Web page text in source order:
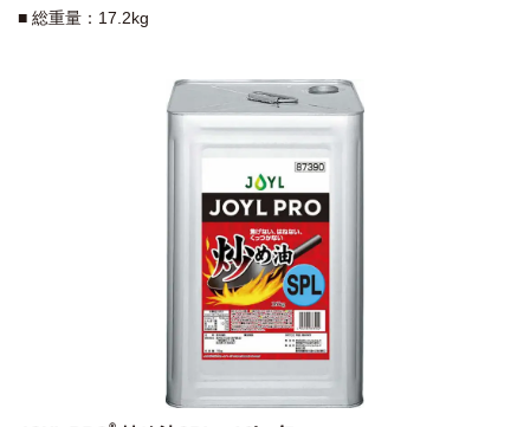
■ 総重量：17.2kg